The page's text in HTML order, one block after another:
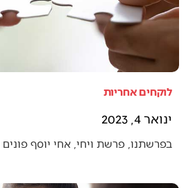
לוקחים אחריות
ינואר 4, 2023
בפרשתנו, פרשת ויחי, אחי יוסף פונים